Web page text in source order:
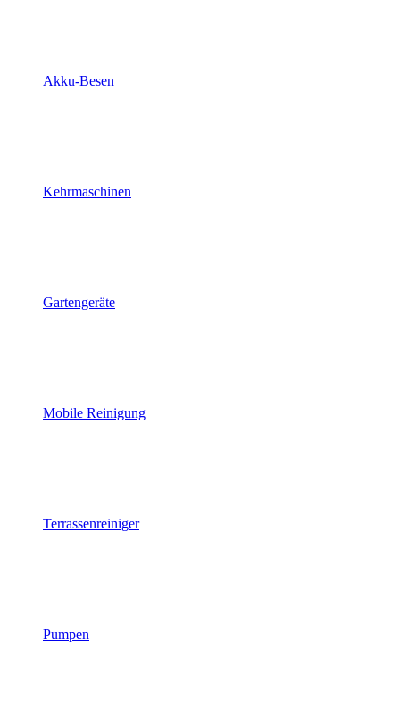
Akku-Besen
Kehrmaschinen
Gartengeräte
Mobile Reinigung
Terrassenreiniger
Pumpen